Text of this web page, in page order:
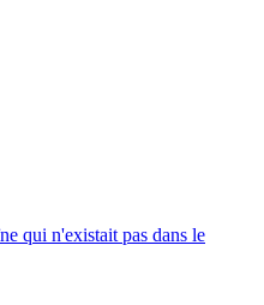
qui n'existait pas dans le